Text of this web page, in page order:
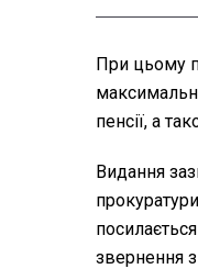
При цьому
пенсії, а
Видання
звернення